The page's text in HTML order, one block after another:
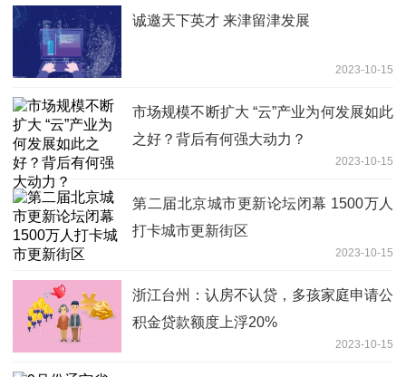
诚邀天下英才 来津留津发展
2023-10-15
市场规模不断扩大 “云”产业为何发展如此
之好？背后有何强大动力？
2023-10-15
第二届北京城市更新论坛闭幕 1500万人
打卡城市更新街区
2023-10-15
浙江台州：认房不认贷，多孩家庭申请公
积金贷款额度上浮20%
2023-10-15